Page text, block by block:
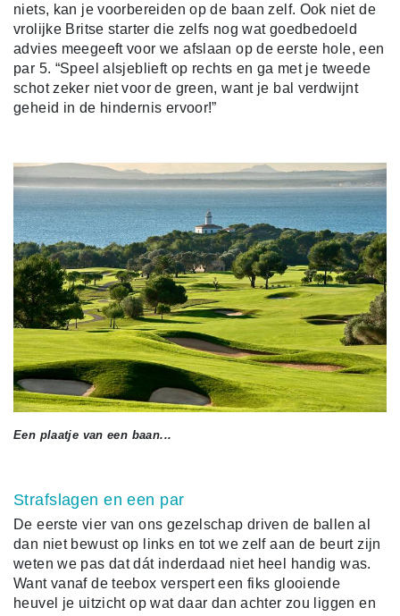
niets, kan je voorbereiden op de baan zelf. Ook niet de
vrolijke Britse starter die zelfs nog wat goedbedoeld
advies meegeeft voor we afslaan op de eerste hole, een
par 5. “Speel alsjeblieft op rechts en ga met je tweede
schot zeker niet voor de green, want je bal verdwijnt
geheid in de hindernis ervoor!”
Een plaatje van een baan...
Strafslagen en een par
De eerste vier van ons gezelschap driven de ballen al
dan niet bewust op links en tot we zelf aan de beurt zijn
weten we pas dat dát inderdaad niet heel handig was.
Want vanaf de teebox verspert een fiks glooiende
heuvel je uitzicht op wat daar dan achter zou liggen en